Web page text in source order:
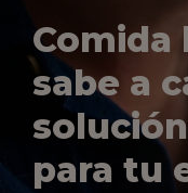
Comida
sabe a
para tu